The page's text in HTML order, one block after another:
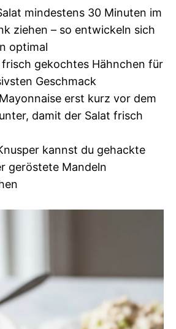
mindestens 30 Minuten im
ziehen – so entwickeln sich
optimal
gekochtes Hähnchen für
Geschmack
erst kurz vor dem
damit der Salat frisch
kannst du gehackte
geröstete Mandeln